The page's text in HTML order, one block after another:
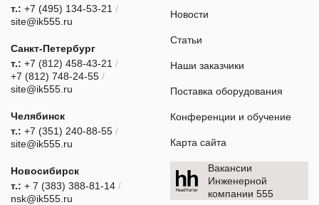
т.: +7 (495) 134-53-21 /
site@ik555.ru
Санкт-Петербург
т.: +7 (812) 458-43-21 /
+7 (812) 748-24-55 /
site@ik555.ru
Челябинск
т.: +7 (351) 240-88-55 /
site@ik555.ru
Новосибирск
т.: + 7 (383) 388-81-14 /
nsk@ik555.ru
Новости
Статьи
Наши заказчики
Поставка оборудования
Конференции и обучение
Карта сайта
Вакансии
Инженерной
компании 555